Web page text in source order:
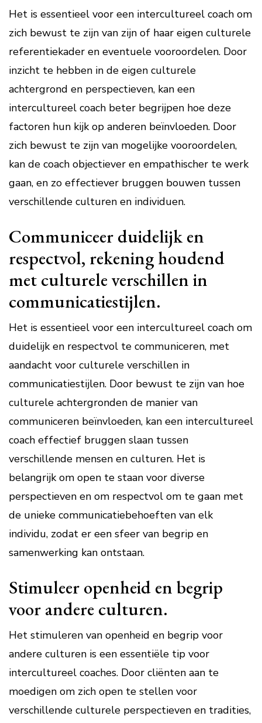
Het is essentieel voor een intercultureel coach om
zich bewust te zijn van zijn of haar eigen culturele
referentiekader en eventuele vooroordelen. Door
inzicht te hebben in de eigen culturele
achtergrond en perspectieven, kan een
intercultureel coach beter begrijpen hoe deze
factoren hun kijk op anderen beïnvloeden. Door
zich bewust te zijn van mogelijke vooroordelen,
kan de coach objectiever en empathischer te werk
gaan, en zo effectiever bruggen bouwen tussen
verschillende culturen en individuen.
Communiceer duidelijk en
respectvol, rekening houdend
met culturele verschillen in
communicatiestijlen.
Het is essentieel voor een intercultureel coach om
duidelijk en respectvol te communiceren, met
aandacht voor culturele verschillen in
communicatiestijlen. Door bewust te zijn van hoe
culturele achtergronden de manier van
communiceren beïnvloeden, kan een intercultureel
coach effectief bruggen slaan tussen
verschillende mensen en culturen. Het is
belangrijk om open te staan voor diverse
perspectieven en om respectvol om te gaan met
de unieke communicatiebehoeften van elk
individu, zodat er een sfeer van begrip en
samenwerking kan ontstaan.
Stimuleer openheid en begrip
voor andere culturen.
Het stimuleren van openheid en begrip voor
andere culturen is een essentiële tip voor
intercultureel coaches. Door cliënten aan te
moedigen om zich open te stellen voor
verschillende culturele perspectieven en tradities,